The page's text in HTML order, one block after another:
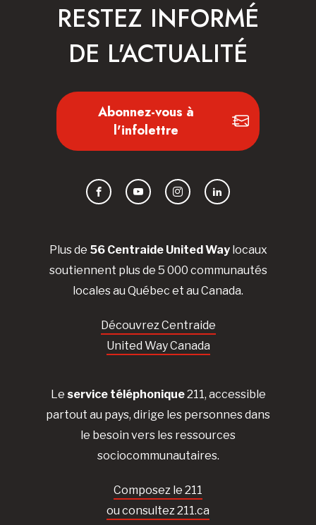
Plus de 56 Centraide United Waylocaux
soutiennent plus de 5 000 communautés
locales au Québec et au Canada.
Découvrez Centraide
United Way Canada
Le service téléphonique211, accessible
partout au pays, dirige les personnes dans
le besoin vers les ressources
sociocommunautaires.
Composez le 211
ou consultez 211.ca
RESTEZ INFORMÉ
DE L'ACTUALITÉ
Abonnez-vous à
l'infolettre
FacebookYouTubeInstagramLinkedIn